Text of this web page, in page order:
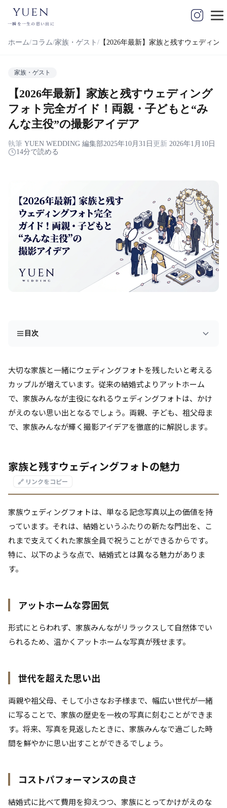
yuen
一瞬を一生の思い出に
ホーム コラム 家族・ゲスト 【2026年最新】家族と残すウェディン
家族・ゲスト
【2026年最新】家族と残すウェディング
フォト完全ガイド！両親・子どもと“み
んな主役”の撮影アイデア
執筆 YUEN WEDDING 編集部2025年10月31日 更新 2026年1月10日
14分で読める
目次
大切な家族と一緒にウェディングフォトを残したいと考える
カップルが増えています。従来の結婚式よりアットホーム
で、家族みんなが主役になれるウェディングフォトは、かけ
がえのない思い出となるでしょう。両親、子ども、祖父母ま
で、家族みんなが輝く撮影アイデアを徹底的に解説します。
家族と残すウェディングフォトの魅力
🔗 リンクをコピー
家族ウェディングフォトは、単なる記念写真以上の価値を持
っています。それは、結婚というふたりの新たな門出を、こ
れまで支えてくれた家族全員で祝うことができるからです。
特に、以下のような点で、結婚式とは異なる魅力がありま
す。
アットホームな雰囲気
形式にとらわれず、家族みんながリラックスして自然体でい
られるため、温かくアットホームな写真が残せます。
世代を超えた思い出
両親や祖父母、そして小さなお子様まで、幅広い世代が一緒
に写ることで、家族の歴史を一枚の写真に刻むことができま
す。将来、写真を見返したときに、家族みんなで過ごした時
間を鮮やかに思い出すことができるでしょう。
コストパフォーマンスの良さ
結婚式に比べて費用を抑えつつ、家族にとってかけがえのな